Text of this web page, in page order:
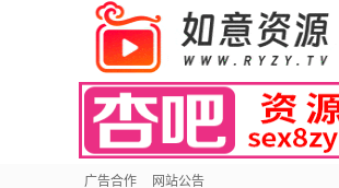
广告合作 网站公告